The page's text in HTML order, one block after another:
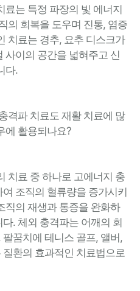
료는 특정 파장의 빛 에너지
의 회복을 도우며 진통, 염증
치료는 경추, 요추 디스크가
사이의 공간을 넓혀주고 신
다.
격파 치료도 재활 치료에 많
에 활용되나요?
치료 중 하나로 고에너지 충
조직의 혈류량을 증가시키
직의 재생과 통증을 완화하
. 체외 충격파는 어깨의 회
꿈치에 테니스 골프, 앨버,
환의 효과적인 치료법으로